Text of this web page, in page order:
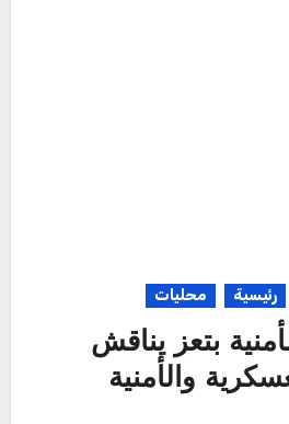
رئيسية محليات
بتعز يناقش
والأمنية